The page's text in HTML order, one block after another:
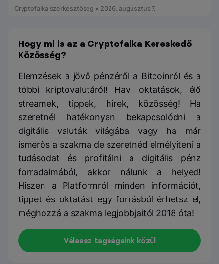
Cryptofalka szerkesztőség • 2026. augusztus 7.
Hogy mi is az a Cryptofalka Kereskedő
Közösség?
Elemzések a jövő pénzéről a Bitcoinról és a
többi kriptovalutáról! Havi oktatások, élő
streamek, tippek, hírek, közösség! Ha
szeretnél hatékonyan bekapcsolódni a
digitális valuták világába vagy ha már
ismerős a szakma de szeretnéd elmélyíteni a
tudásodat és profitálni a digitális pénz
forradalmából, akkor nálunk a helyed!
Hiszen a Platformról minden információt,
tippet és oktatást egy forrásból érhetsz el,
méghozzá a szakma legjobbjaitól 2018 óta!
Válassz tagságaink közül